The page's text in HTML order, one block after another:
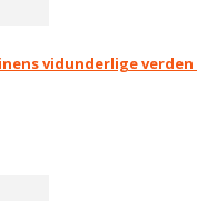
vidunderlige verden